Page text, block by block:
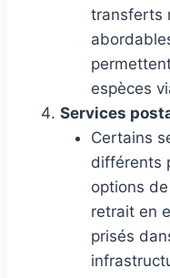
transferts
espèces
Services
Certains
différents
options
retrait en
prisés